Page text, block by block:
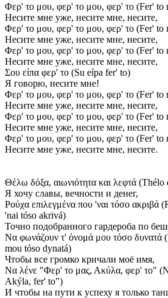
Φερ' το μου, φερ' το μου, φερ' το (Fer'
Несите мне уже, несите мне, несите,
Φερ' το μου, φερ' το μου, φερ' το (Fer'
Несите мне уже, несите мне, несите,
Φερ' το μου, φερ' το μου, φερ' το (Fer'
Несите мне уже, несите мне, несите,
Σου είπα φερ' το (Su eípa fer' to)
Я говорю, несите мне!
Φερ' το μου, φερ' το μου, φερ' το (Fer'
Несите мне уже, несите мне, несите,
Φερ' το μου, φερ' το μου, φερ' το (Fer'
Несите мне уже, несите мне, несите,
Φερ' το μου, φερ' το μου, φερ' το (Fer'
Несите мне уже, несите мне, несите.
Θέλω δόξα, αιωνιότητα και λεφτά
Я хочу славы, вечности и денег,
Ρούχα επιλεγμένα που 'ναι τόσο ακριβά
'nai tóso akrivá)
Точно подобранного гардероба по
Να φωνάζουν τ' όνομά μου τόσο δυνατά
mou tóso dynatá)
Чтобы все громко кричали моё имя,
Να λένε "Φερ' το μας, Ακύλα, φερ' το"
Akýla, fer' to")
И чтобы на пути к успеху я только